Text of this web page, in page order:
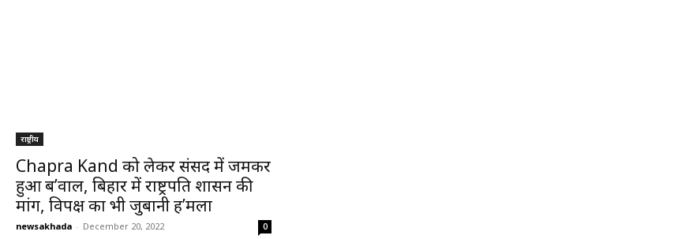
राष्ट्रीय
Chapra Kand को लेकर संसद में जमकर
हुआ ब’वाल, बिहार में राष्ट्रपति शासन की
मांग, विपक्ष का भी जुबानी ह’मला
newsakhada - December 20, 2022 0